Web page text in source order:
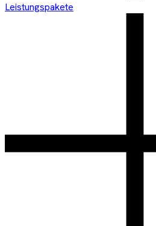
Leistungspakete